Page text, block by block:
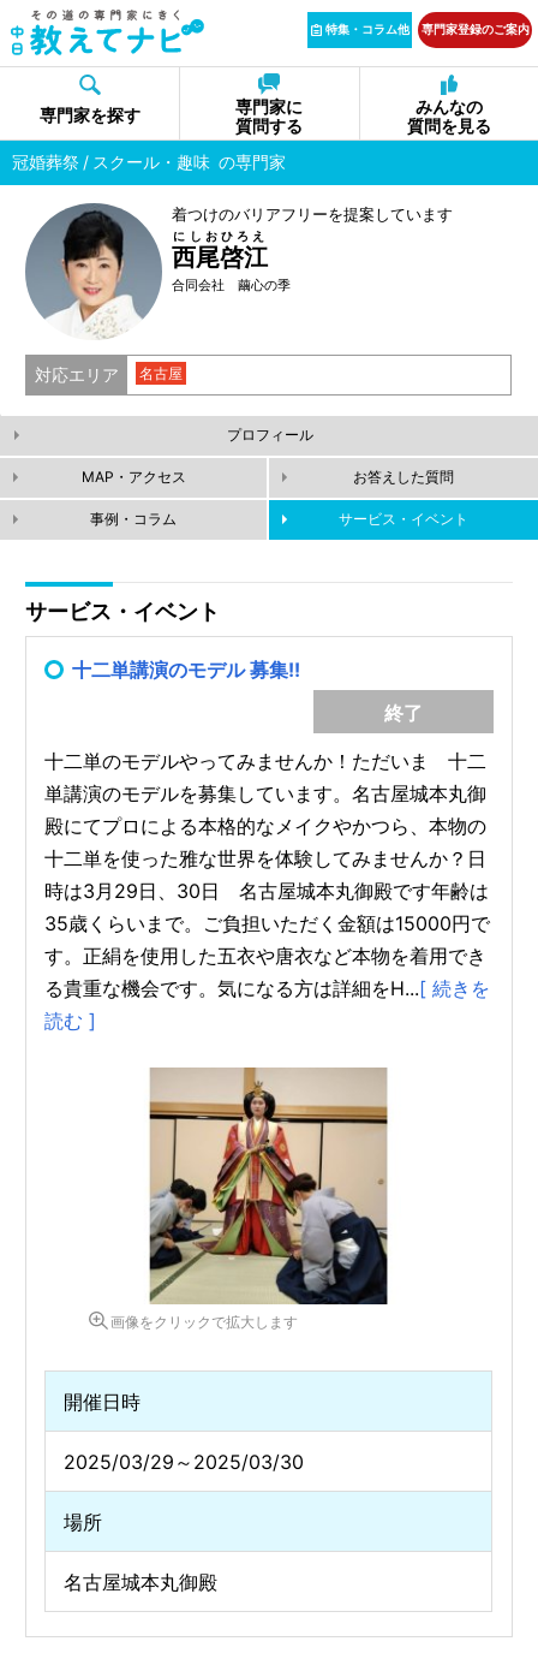
特集・コラム他 専門家登録のご案内
専門家を探す
専門家に
質問する
みんなの
質問を見る
冠婚葬祭
スクール・趣味 の専門家
着つけのバリアフリーを提案しています
西尾啓江
にしおひろえ
合同会社 繭心の季
対応エリア 名古屋
プロフィール
MAP・アクセス お答えした質問
事例・コラム サービス・イベント
サービス・イベント
十二単講演のモデル 募集!!
終了
十二単のモデルやってみませんか！ただいま 十二
単講演のモデルを募集しています。名古屋城本丸御
殿にてプロによる本格的なメイクやかつら、本物の
十二単を使った雅な世界を体験してみませんか？日
時は3月29日、30日 名古屋城本丸御殿です年齢は
35歳くらいまで。ご負担いただく金額は15000円で
す。正絹を使用した五衣や唐衣など本物を着用でき
る貴重な機会です。気になる方は詳細をH...[ 続きを
読む ]
画像をクリックで拡大します
開催日時
2025/03/29～2025/03/30
場所
名古屋城本丸御殿